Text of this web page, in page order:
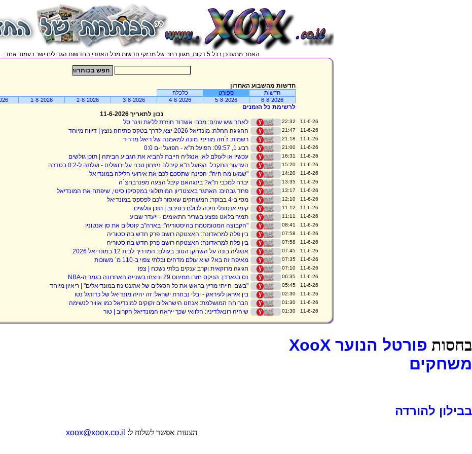
האתר מתעדכן בכל 5 דקות, מגוון רחב של מבזקי חדשות מכל האתרי החדשות הגדולים ישר בעמוד אחד.
חדשות מהשבוע האחרון
חדשות ספורט
כלכלה
6-8-2026
5-8-2026
4-8-2026
3-8-2026
2-8-2026
1-8-2026
לרשימת כל הזמנים
נכון לתאריך 11-6-2026
11-6-26 22:32 לאחר שש שנים: מכבי אשדוד חוזרת לליגת ווינר סל
11-6-26 21:47 החגיגה החלה: מונדיאל 2026 יצא לדרך בטקס פתיחה נוצץ | דיווח מיוחד
11-6-26 21:18 רשמית: ז`וזה מוריניו מונה למאמנה של ריאל מדריד
11-6-26 21:00 רבע 1, 09:57: הפועל ת"א - הפועל י-ם 0:0
11-6-26 16:31 עכשיו או לעולם לא: אנגליה חייבת להביא את הגביע הביתה | תוכן גולשים
11-6-26 15:20 הערעור התקבל: הפועל ת"א קיבלה ניצחון טכני על ירושלים - ועלתה ל-0:2 בסדרה
11-6-26 14:20 "שמעו מה היה": הפינה שתסכם לכם את אירועי הלילה במונדיאל
11-6-26 13:35 יברח למכבי ת"א? בינגהאם קיבל הצעה מפנרבחצ`ה
11-6-26 13:17 פחד גבהים: האתגר באצטדיון המיתולוגי במקסיקו סיטי, שיפתח את המונדיאל
11-6-26 12:10 מסי ב-4 בבוקר: המשחקים שאסור לכם לפספס במונדיאל
11-6-26 11:12 קימי אנטונלי חיכה לכולם בסיבוב | תוכן גולשים
11-6-26 11:11 תמיר בלאט נפצע בשריר התאומים - ייעדר שבוע
11-6-26 08:41 "הקבוצה המטומטמת בהיסטוריה": בארה"ב קוטלים את סן אנטוניו
11-6-26 07:58 בין פלה למראדונה: האצטקה רושם פרק חדש בהיסטוריה
11-6-26 07:58 בין פלה למראדונה: האצטקה רושם פרק חדש בהיסטוריה
11-6-26 07:45 אנגליה בונה על השחקן הטוב בעולם: המדריך לבית 12 במונדיאל 2026
11-6-26 07:35 מאיפה זה בא? שיא עולם מדהים ובלתי צפוי ב-110 מ` משוכות
11-6-26 07:10 חגיגה מרוקאית וקרב ענקים בלתי נשכח | צפו
11-6-26 06:35 נס בגארדן: הניקס חזרו ממינוס 29 וניצחו בשנייה האחרונה בגמר ה-NBA
11-6-26 05:45 "בשבי הייתי מריץ בראש את כל הסגלים של ארגנטינה במונדיאלים" | ריאיון מיוחד
11-6-26 02:30 בין איראן לעיראק - ובלי נבחרת ישראל: זה יהיה מונדיאל של כדורגל נטו
11-6-26 01:30 הבריחה המושלמת: אנחנו הישראלים זקוקים למונדיאל כמו אוויר לנשימה
11-6-26 01:30 שיהיה רונאלדיניו: הלוואי שכך ייראה המונדיאל הקרוב | טור
בחסות פורטל הנוער XooX
משחקים
בבילון להורדה
הצעות אפשר לשלוח ל: xoox@xoox.co.il